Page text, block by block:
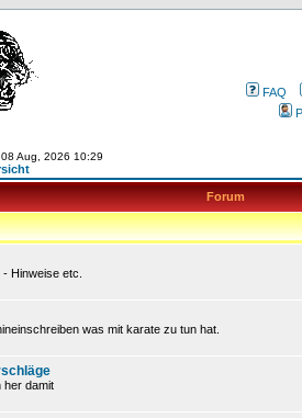
FAQ
Aug, 2026 10:29
Forum
Hinweise etc.
was mit karate zu tun hat.
her damit